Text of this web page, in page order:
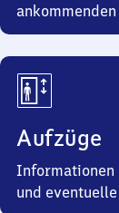
ankommenden
Aufzüge
Informationen
und